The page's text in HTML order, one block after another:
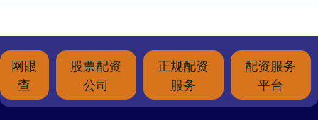
网眼
查
股票配资
公司
正规配资
服务
配资服务
平台